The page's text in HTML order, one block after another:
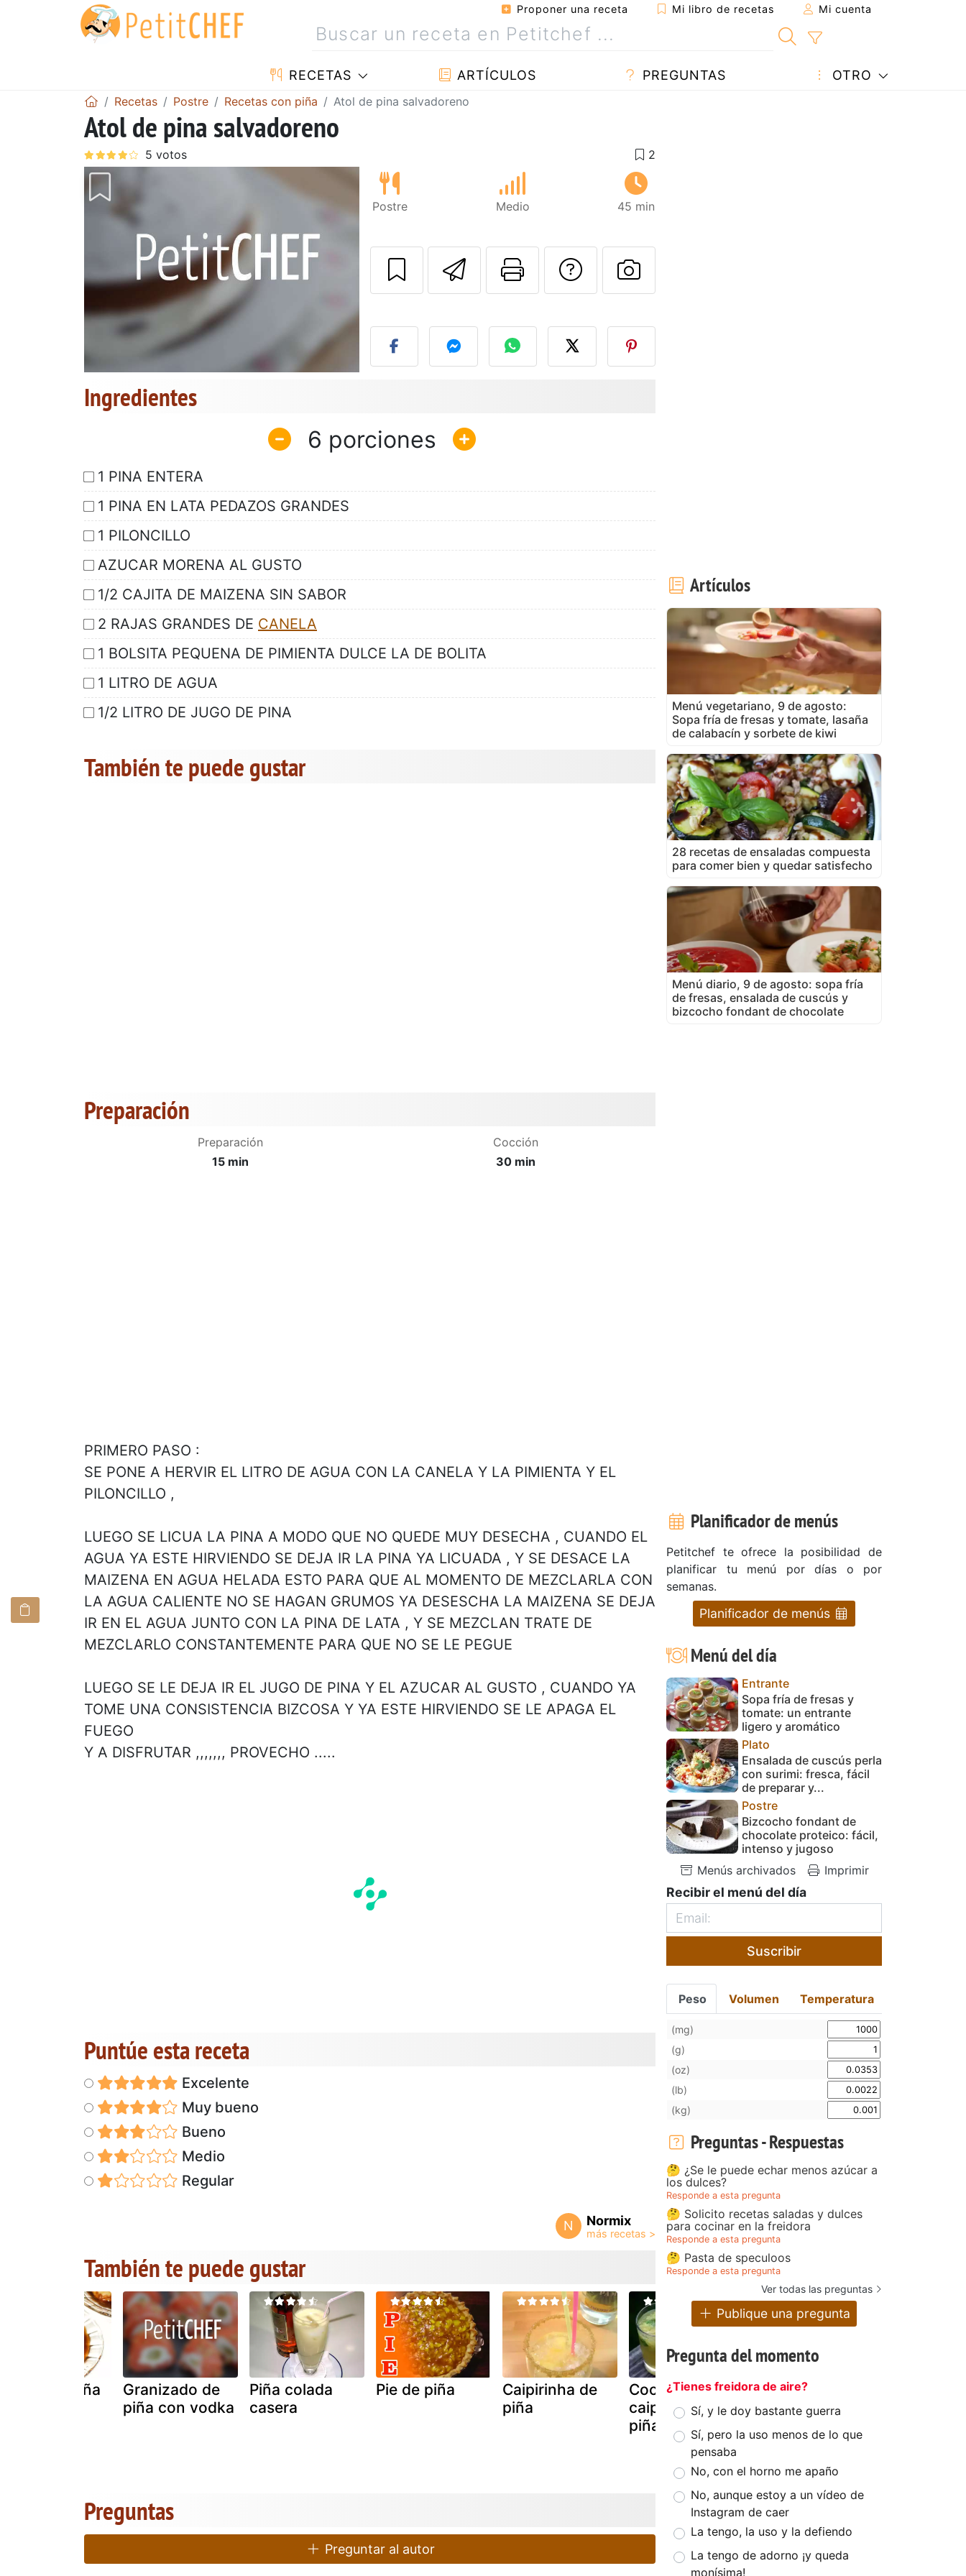
Proponer una receta Mi libro de recetas Mi cuenta
RECETAS ARTÍCULOS PREGUNTAS OTRO
Recetas Postre Recetas con piña Atol de pina salvadoreno
Atol de pina salvadoreno
Postre Medio 45 min
Enviar esta receta a un amigo
Imprimir esta página
Preguntar al autor
Publicar la foto de esta receta
Ingredientes
6
1 PINA ENTERA
1 PINA EN LATA PEDAZOS GRANDES
1 PILONCILLO
AZUCAR MORENA AL GUSTO
1/2 CAJITA DE MAIZENA SIN SABOR
2 RAJAS GRANDES DE CANELA
1 BOLSITA PEQUENA DE PIMIENTA DULCE LA DE BOLITA
1 LITRO DE AGUA
1/2 LITRO DE JUGO DE PINA
También te puede gustar
Preparación
Preparación
15 min
Cocción
30 min
PRIMERO PASO :
SE PONE A HERVIR EL LITRO DE AGUA CON LA CANELA Y LA PIMIENTA Y EL
PILONCILLO ,
LUEGO SE LICUA LA PINA A MODO QUE NO QUEDE MUY DESECHA , CUANDO EL
AGUA YA ESTE HIRVIENDO SE DEJA IR LA PINA YA LICUADA , Y SE DESACE LA
MAIZENA EN AGUA HELADA ESTO PARA QUE AL MOMENTO DE MEZCLARLA CON
LA AGUA CALIENTE NO SE HAGAN GRUMOS YA DESESCHA LA MAIZENA SE DEJA
IR EN EL AGUA JUNTO CON LA PINA DE LATA , Y SE MEZCLAN TRATE DE
MEZCLARLO CONSTANTEMENTE PARA QUE NO SE LE PEGUE
LUEGO SE LE DEJA IR EL JUGO DE PINA Y EL AZUCAR AL GUSTO , CUANDO YA
TOME UNA CONSISTENCIA BIZCOSA Y YA ESTE HIRVIENDO SE LE APAGA EL
FUEGO
Y A DISFRUTAR ,,,,,,, PROVECHO .....
Puntúe esta receta
Excelente
Muy bueno
Bueno
Medio
Regular
N Normix
También te puede gustar
de piña
Granizado de
piña con vodka
Piña colada
casera
Pie de piña
Caipirinha de
piña
Cocktail
caipirinha de
piña
Piña colada
puertorriqueña
Preguntas
Preguntar al autor
Artículos
Menú vegetariano, 9 de agosto:
Sopa fría de fresas y tomate, lasaña
de calabacín y sorbete de kiwi
28 recetas de ensaladas compuesta
para comer bien y quedar satisfecho
Menú diario, 9 de agosto: sopa fría
de fresas, ensalada de cuscús y
bizcocho fondant de chocolate
Planificador de menús
Petitchef te ofrece la posibilidad de
planificar tu menú por días o por
semanas.
Planificador de menús
Menú del día
Entrante
Sopa fría de fresas y
tomate: un entrante
ligero y aromático
Plato
Ensalada de cuscús perla
con surimi: fresca, fácil
de preparar y...
Postre
Bizcocho fondant de
chocolate proteico: fácil,
intenso y jugoso
Menús archivados
Imprimir
Recibir el menú del día
Suscribir
Peso Volumen Temperatura
(mg)
(g)
(oz)
(lb)
(kg)
Preguntas - Respuestas
🤔 ¿Se le puede echar menos azúcar a
los dulces?
Responde a esta pregunta
🤔 Solicito recetas saladas y dulces
para cocinar en la freidora
Responde a esta pregunta
🤔 Pasta de speculoos
Responde a esta pregunta
Ver todas las preguntas
Publique una pregunta
Pregunta del momento
¿Tienes freidora de aire?
Sí, y le doy bastante guerra
Sí, pero la uso menos de lo que
pensaba
No, con el horno me apaño
No, aunque estoy a un vídeo de
Instagram de caer
La tengo, la uso y la defiendo
La tengo de adorno ¡y queda
monísima!